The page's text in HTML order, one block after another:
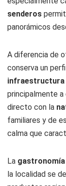
senderos
panorámicos
A diferencia de
conserva un
infraestructura
principalmente
directo con la
familiares y de
calma que
La gastronomía
la localidad se